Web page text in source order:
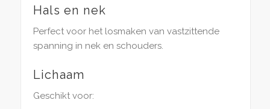
Hals en nek
Perfect voor het losmaken van vastzittende
spanning in nek en schouders.
Lichaam
Geschikt voor: